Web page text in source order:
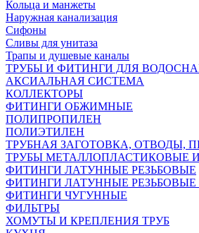
Кольца и манжеты
Наружная канализация
Сифоны
Сливы для унитаза
Трапы и душевые каналы
ТРУБЫ И ФИТИНГИ ДЛЯ
АКСИАЛЬНАЯ СИСТЕМА
КОЛЛЕКТОРЫ
ФИТИНГИ ОБЖИМНЫЕ
ПОЛИПРОПИЛЕН
ПОЛИЭТИЛЕН
ТРУБНАЯ ЗАГОТОВКА, ОТВОДЫ,
ТРУБЫ МЕТАЛЛОПЛАСТИКОВЫЕ
ФИТИНГИ ЛАТУННЫЕ РЕЗЬБОВЫЕ
ФИТИНГИ ЛАТУННЫЕ
ФИТИНГИ ЧУГУННЫЕ
ФИЛЬТРЫ
ХОМУТЫ И КРЕПЛЕНИЯ ТРУБ